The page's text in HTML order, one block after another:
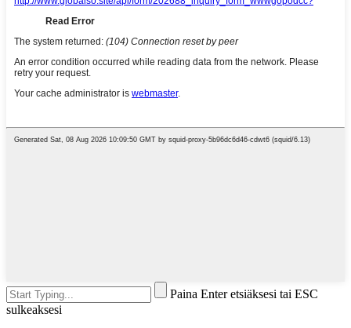
Paina Enter etsiäksesi tai ESC
sulkeaksesi